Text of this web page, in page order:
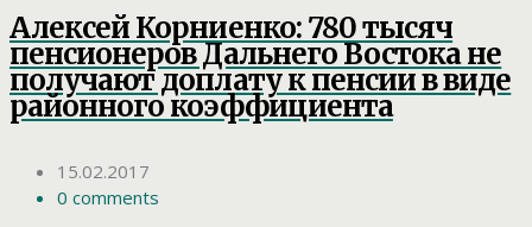
Алексей Корниенко: 780 тысяч
пенсионеров Дальнего Востока не
получают доплату к пенсии в виде
районного коэффициента
15.02.2017
0 comments